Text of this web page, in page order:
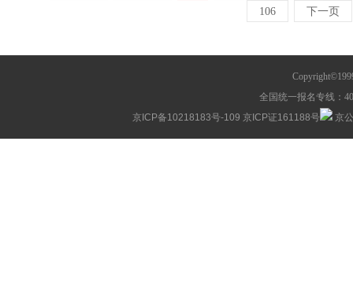
106
下一页
全国统一报名专线：
京ICP备10218183号-109 京ICP证161188号 京